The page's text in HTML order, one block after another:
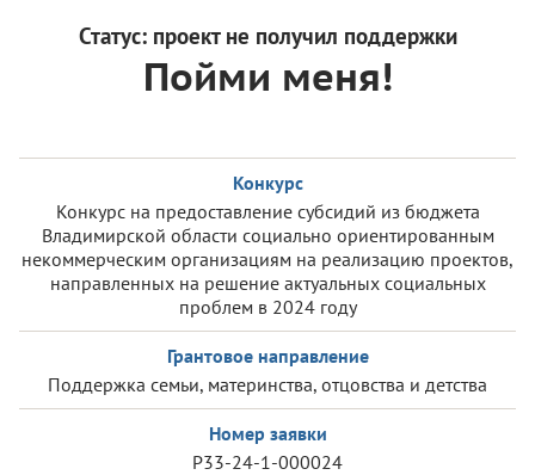
Статус: проект не получил поддержки
Пойми меня!
Конкурс
Конкурс на предоставление субсидий из бюджета
Владимирской области социально ориентированным
некоммерческим организациям на реализацию проектов,
направленных на решение актуальных социальных
проблем в 2024 году
Грантовое направление
Поддержка семьи, материнства, отцовства и детства
Номер заявки
Р33-24-1-000024